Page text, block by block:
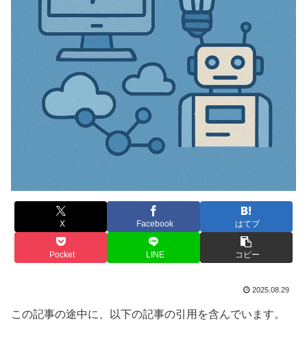
X Facebook はてブ
Pocket LINE コピー
2025.08.29
この記事の途中に、以下の記事の引用を含んでいます。